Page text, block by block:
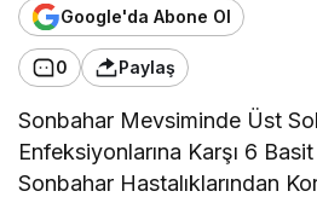
Google'da Abone Ol
0 Paylaş
Sonbahar Mevsiminde Üst
Enfeksiyonlarına Karşı 6
Sonbahar Hastalıklarından